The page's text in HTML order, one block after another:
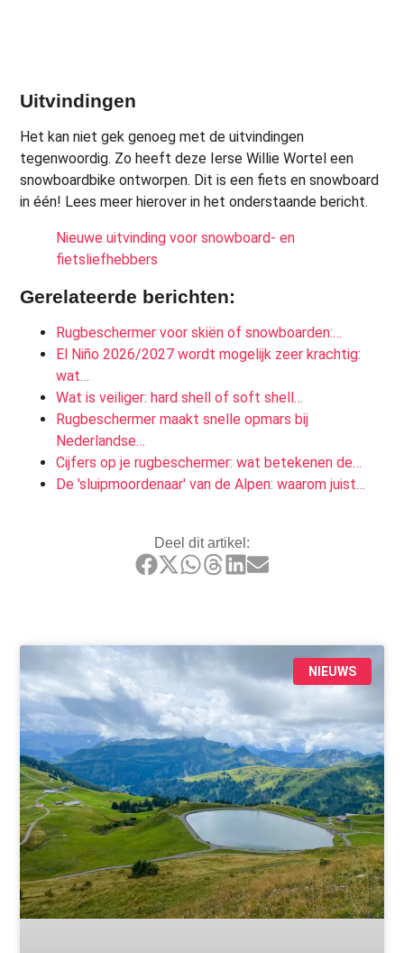
Uitvindingen
Het kan niet gek genoeg met de uitvindingen
tegenwoordig. Zo heeft deze Ierse Willie Wortel een
snowboardbike ontworpen. Dit is een fiets en snowboard
in één! Lees meer hierover in het onderstaande bericht.
Nieuwe uitvinding voor snowboard- en
fietsliefhebbers
Gerelateerde berichten:
Rugbeschermer voor skiën of snowboarden:…
El Niño 2026/2027 wordt mogelijk zeer krachtig:
wat…
Wat is veiliger: hard shell of soft shell…
Rugbeschermer maakt snelle opmars bij
Nederlandse…
Cijfers op je rugbeschermer: wat betekenen de…
De 'sluipmoordenaar' van de Alpen: waarom juist…
Deel dit artikel:
NIEUWS